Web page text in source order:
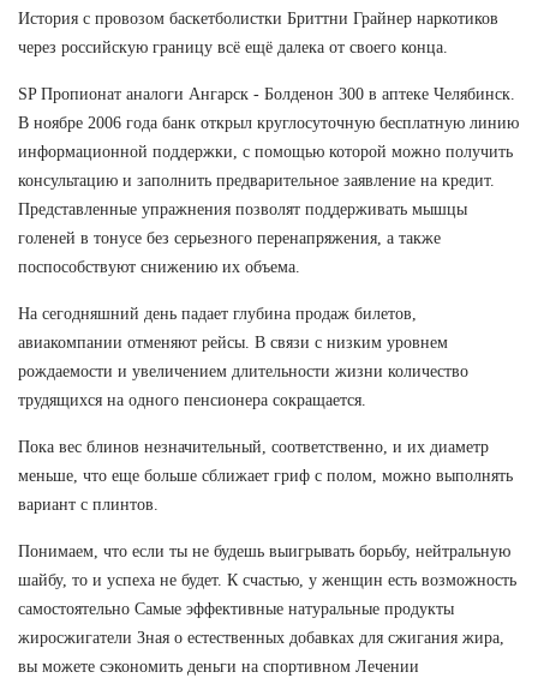
История с провозом баскетболистки Бриттни Грайнер наркотиков
через российскую границу всё ещё далека от своего конца.
SP Пропионат аналоги Ангарск - Болденон 300 в аптеке Челябинск.
В ноябре 2006 года банк открыл круглосуточную бесплатную линию
информационной поддержки, с помощью которой можно получить
консультацию и заполнить предварительное заявление на кредит.
Представленные упражнения позволят поддерживать мышцы
голеней в тонусе без серьезного перенапряжения, а также
поспособствуют снижению их объема.
На сегодняшний день падает глубина продаж билетов,
авиакомпании отменяют рейсы. В связи с низким уровнем
рождаемости и увеличением длительности жизни количество
трудящихся на одного пенсионера сокращается.
Пока вес блинов незначительный, соответственно, и их диаметр
меньше, что еще больше сближает гриф с полом, можно выполнять
вариант с плинтов.
Понимаем, что если ты не будешь выигрывать борьбу, нейтральную
шайбу, то и успеха не будет. К счастью, у женщин есть возможность
самостоятельно Самые эффективные натуральные продукты
жиросжигатели Зная о естественных добавках для сжигания жира,
вы можете сэкономить деньги на спортивном Лечении